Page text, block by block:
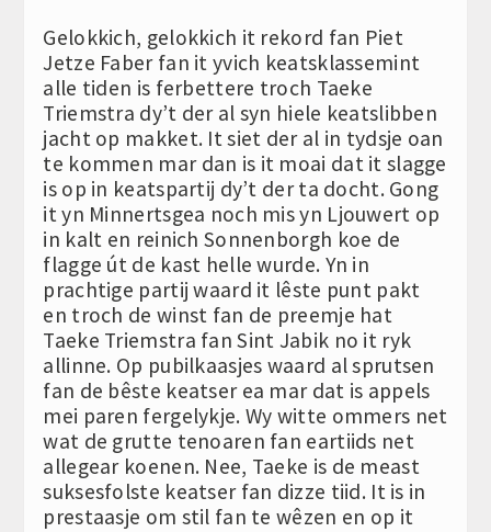
Gelokkich, gelokkich it rekord fan Piet
Jetze Faber fan it yvich keatsklassemint
alle tiden is ferbettere troch Taeke
Triemstra dy’t der al syn hiele keatslibben
jacht op makket. It siet der al in tydsje oan
te kommen mar dan is it moai dat it slagge
is op in keatspartij dy’t der ta docht. Gong
it yn Minnertsgea noch mis yn Ljouwert op
in kalt en reinich Sonnenborgh koe de
flagge út de kast helle wurde. Yn in
prachtige partij waard it lêste punt pakt
en troch de winst fan de preemje hat
Taeke Triemstra fan Sint Jabik no it ryk
allinne. Op pubilkaasjes waard al sprutsen
fan de bêste keatser ea mar dat is appels
mei paren fergelykje. Wy witte ommers net
wat de grutte tenoaren fan eartiids net
allegear koenen. Nee, Taeke is de meast
suksesfolste keatser fan dizze tiid. It is in
prestaasje om stil fan te wêzen en op it